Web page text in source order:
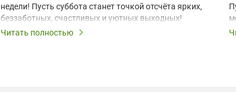
недели! Пусть суббота станет точкой отсчёта ярких,
беззаботных, счастливых и уютных выходных!
Читать полностью